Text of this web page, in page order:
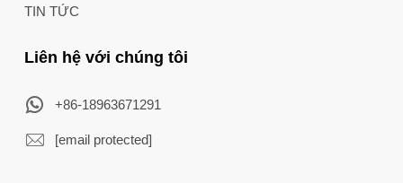
TIN TỨC
Liên hệ với chúng tôi
+86-18963671291
[email protected]